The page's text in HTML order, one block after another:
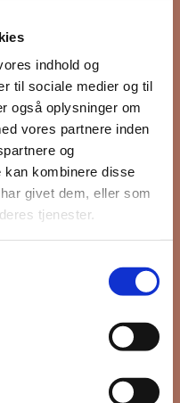
indhold og
til sociale medier og til
også oplysninger om
vores partnere inden
og
kan kombinere disse
givet dem, eller som
tjenester.
hvad der sker
nyhedsbrev
invitation til
sætter nye
så du